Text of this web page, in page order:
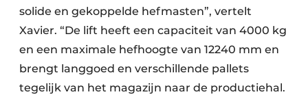
solide en gekoppelde hefmasten”, vertelt
Xavier. “De lift heeft een capaciteit van 4000 kg
en een maximale hefhoogte van 12240 mm en
brengt langgoed en verschillende pallets
tegelijk van het magazijn naar de productiehal.